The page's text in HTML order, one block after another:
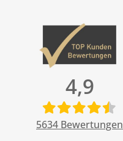
4,9
5634 Bewertungen